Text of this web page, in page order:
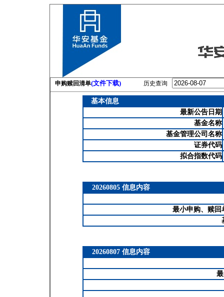
申购赎回清单(文件下载) 历史查询
基本信息
最新公告日期
基金名称
基金管理公司名称
证券代码
拟合指数代码
20260805 信息内容
最小申购、赎
20260807 信息内容